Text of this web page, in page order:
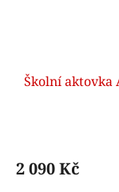
Školní aktovka
2 090 Kč